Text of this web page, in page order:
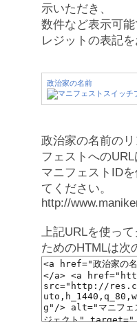
示いただき、
数件など表示可
レジットの表記を
政治家の名前
政治家の名前の
フェストへのURL
マニフェストID
てください。
http://
上記URLを使っ
ためのHTMLは次